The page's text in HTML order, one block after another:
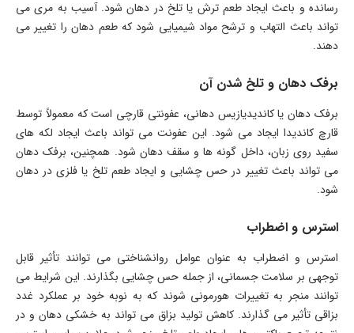
رسانده و باعث ایجاد طعم ترش یا تلخ در دهان شود. آسیب به مری می
تواند باعث التهاب و ترشح مواد شیمیایی شود که طعم دهان را تغییر می
دهند.
برفک دهان و تلخ شدن آن
برفک دهان یا کاندیدیازیس دهانی، عفونتی قارچی است که معمولاً توسط
قارچ کاندیدا ایجاد می شود. این عفونت می تواند باعث ایجاد لکه های
سفید روی زبان، داخل گونه ها و سقف دهان شود. همچنین، برفک دهان
می تواند باعث تغییر در حس چشایی و ایجاد طعم تلخ یا فلزی در دهان
شود.
استرس و اضطراب
استرس و اضطراب به عنوان عوامل روانشناختی می توانند تأثیر قابل
توجهی بر سلامت جسمانی، از جمله حس چشایی بگذارند. این شرایط می
توانند منجر به تغییرات هورمونی شوند که به نوبه خود بر عملکرد غدد
بزاقی تأثیر می گذارند. کاهش تولید بزاق می تواند به خشکی دهان و در